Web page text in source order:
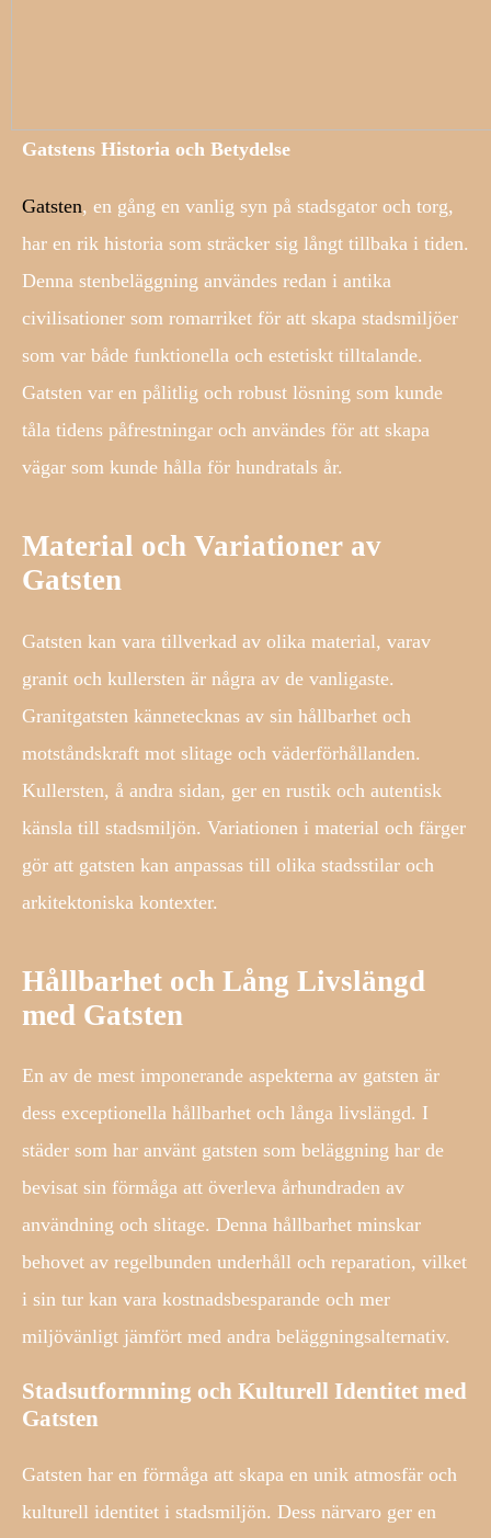
Gatstens Historia och Betydelse
Gatsten, en gång en vanlig syn på stadsgator och torg,
har en rik historia som sträcker sig långt tillbaka i tiden.
Denna stenbeläggning användes redan i antika
civilisationer som romarriket för att skapa stadsmiljöer
som var både funktionella och estetiskt tilltalande.
Gatsten var en pålitlig och robust lösning som kunde
tåla tidens påfrestningar och användes för att skapa
vägar som kunde hålla för hundratals år.
Material och Variationer av
Gatsten
Gatsten kan vara tillverkad av olika material, varav
granit och kullersten är några av de vanligaste.
Granitgatsten kännetecknas av sin hållbarhet och
motståndskraft mot slitage och väderförhållanden.
Kullersten, å andra sidan, ger en rustik och autentisk
känsla till stadsmiljön. Variationen i material och färger
gör att gatsten kan anpassas till olika stadsstilar och
arkitektoniska kontexter.
Hållbarhet och Lång Livslängd
med Gatsten
En av de mest imponerande aspekterna av gatsten är
dess exceptionella hållbarhet och långa livslängd. I
städer som har använt gatsten som beläggning har de
bevisat sin förmåga att överleva århundraden av
användning och slitage. Denna hållbarhet minskar
behovet av regelbunden underhåll och reparation, vilket
i sin tur kan vara kostnadsbesparande och mer
miljövänligt jämfört med andra beläggningsalternativ.
Stadsutformning och Kulturell Identitet med
Gatsten
Gatsten har en förmåga att skapa en unik atmosfär och
kulturell identitet i stadsmiljön. Dess närvaro ger en